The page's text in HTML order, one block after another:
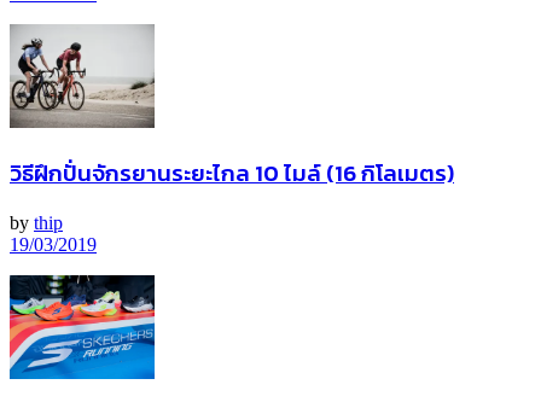
วิธีฝึกปั่นจักรยานระยะไกล 10 ไมล์ (16 กิโลเมตร)
by thip
19/03/2019